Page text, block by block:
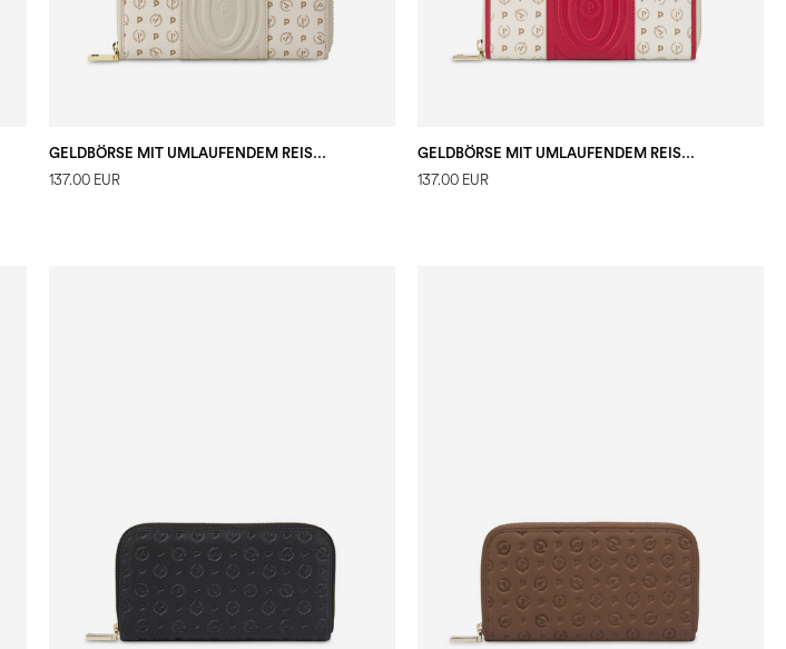
GELDBÖRSE MIT UMLAUFENDEM REISSVERSCHLUSS HERITAGE 70
137.00 EUR
GELDBÖRSE MIT UMLAUFENDEM REISSVERSCHLUSS HERITAGE 70
137.00 EUR